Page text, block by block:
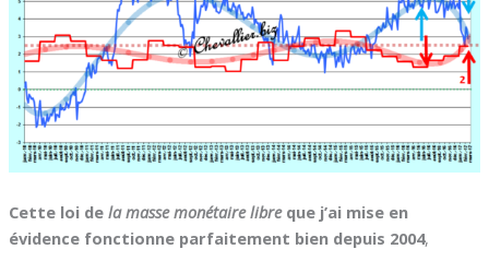
Cette loi de la masse monétaire libre que j’ai mise en
évidence fonctionne parfaitement bien depuis 2004,